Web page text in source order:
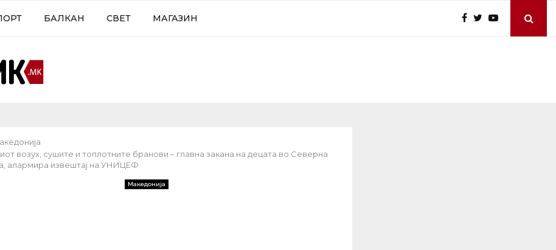
БАЛКАН СВЕТ МАГАЗИН
возух, сушите и топлотните бранови – главна закана на децата во Северна
алармира извештај на УНИЦЕФ
Македонија